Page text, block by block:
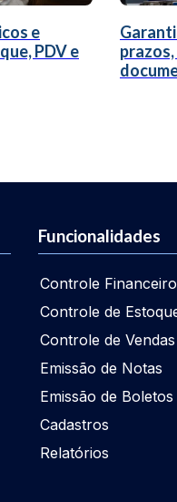
e
PDV e
Funcionalidades
Controle Financeiro
Controle de
Controle de Vendas
Emissão de Notas
Emissão de Boletos
Cadastros
Relatórios